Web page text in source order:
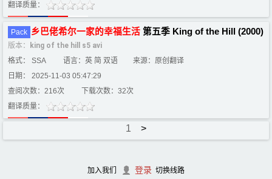
加入我们 登录 切换线路
翻译质量：
Pack 乡 巴佬希尔一家的幸福生活 第五季 King of the Hill (2000)
版本：
king of the hill s5 avi
格式： SSA
语言：英 简 双语
来源：原创翻译
日期： 2025-11-03 05:47:29
查阅次数：216次
下载次数：32次
翻译质量：
1 >